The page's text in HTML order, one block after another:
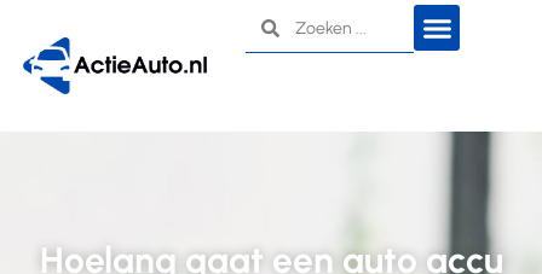
Hoelang gaat een auto accu